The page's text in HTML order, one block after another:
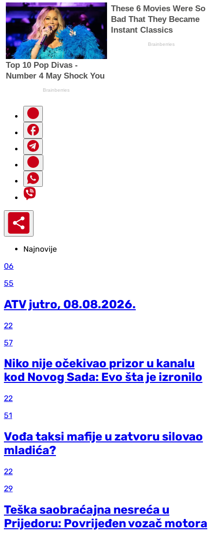
Najnovije
06
55
ATV jutro, 08.08.2026.
22
57
Niko nije očekivao prizor u kanalu
kod Novog Sada: Evo šta je izronilo
22
51
Vođa taksi mafije u zatvoru silovao
mladića?
22
29
Teška saobraćajna nesreća u
Prijedoru: Povrijeđen vozač motora